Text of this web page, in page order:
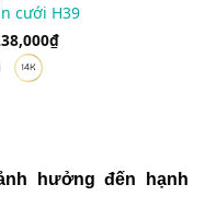
cưới H39
₫
hưởng đến hạnh